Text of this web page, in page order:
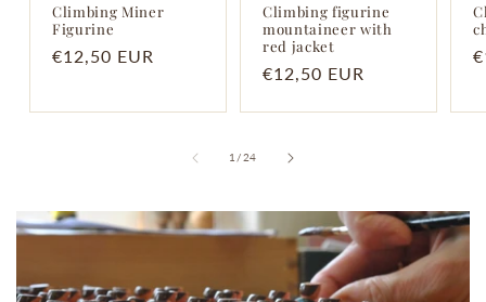
Climbing Miner
Figurine
Regular
€12,50 EUR
Climbing figurine
mountaineer with
red jacket
Regular
€12,50 EUR
1 /of
24